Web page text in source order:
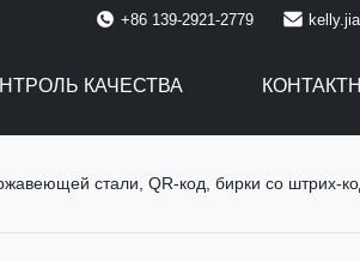
+86 139-2921-2779
КАЧЕСТВА
QR-код, бирки со штрих-кодом,